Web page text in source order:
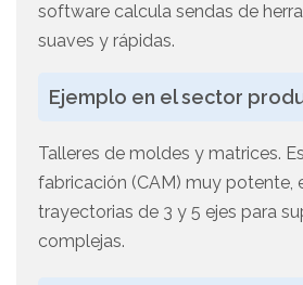
software calcula sendas de
suaves y rápidas.
Ejemplo en el sector
Talleres de moldes y matrices.
fabricación (CAM) muy potente,
trayectorias de 3 y 5 ejes para
complejas.